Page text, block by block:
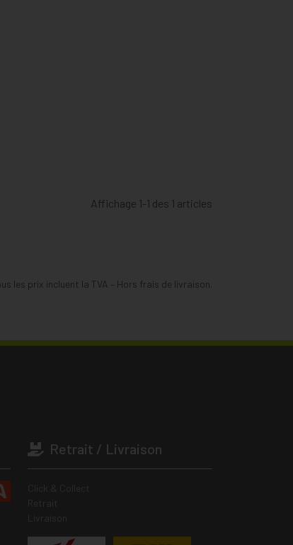
Affichage 1-1 des 1 articles
les prix incluent la TVA – Hors frais de livraison.
Retrait / Livraison